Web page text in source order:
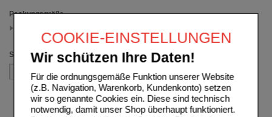
COOKIE-EINSTELLUNGEN
Wir schützen Ihre Daten!
Für die ordnungsgemäße Funktion unserer Website
(z.B. Navigation, Warenkorb, Kundenkonto) setzen
wir so genannte Cookies ein. Diese sind technisch
notwendig, damit unser Shop überhaupt funktioniert.
Packungsgröße
(auswahl entfernen)
Sortieren nach